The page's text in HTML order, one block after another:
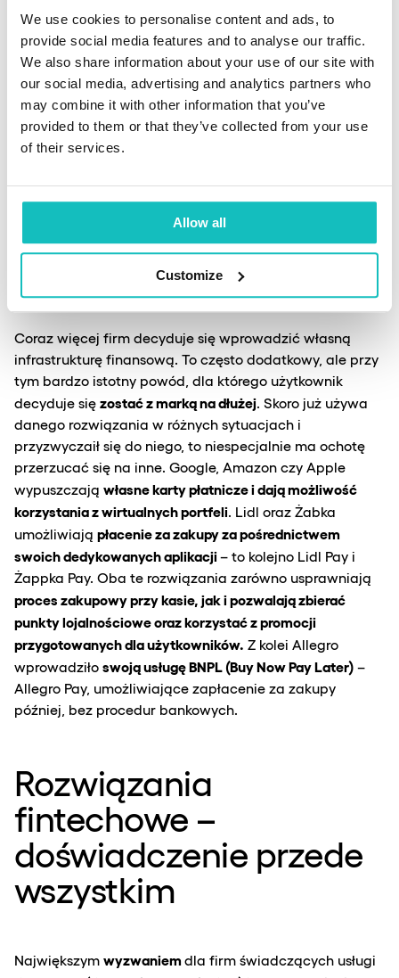
We use cookies to personalise content and ads, to
provide social media features and to analyse our traffic.
We also share information about your use of our site with
our social media, advertising and analytics partners who
may combine it with other information that you’ve
provided to them or that they’ve collected from your use
of their services.
Allow all
Customize
dokonują najczęściej lub jaka część aplikacji cieszy się
mniejszym zainteresowaniem)
tworzenie wysoce
spersonalizowanych ofert staje się
łatwiejsze niż
kiedykolwiek.
Odpowiednie wdrożenie i wykorzystanie usług
wejść na kolejne rynki oraz wprowadzić nowe produkty i
usługi – bez zmiany całej tożsamości firmy lub mozolnej
nauki, jak wejść do świeżej branży.
mobilności, sprawności działania i prostocie produktów
Coraz więcej firm decyduje się wprowadzić własną
infrastrukturę finansową. To często dodatkowy, ale przy
tym bardzo istotny powód, dla którego użytkownik
decyduje się zostać z marką na dłużej. Skoro już używa
danego rozwiązania w różnych sytuacjach i
przyzwyczaił się do niego, to niespecjalnie ma ochotę
przerzucać się na inne. Google, Amazon czy Apple
wypuszczają własne karty płatnicze i dają możliwość
korzystania z wirtualnych portfeli. Lidl oraz Żabka
umożliwiają płacenie za zakupy za pośrednictwem
swoich dedykowanych aplikacji– to kolejno Lidl Pay i
Żappka Pay. Oba te rozwiązania zarówno usprawniają
proces zakupowy przy kasie, jak i pozwalają zbierać
punkty lojalnościowe oraz korzystać z promocji
przygotowanych dla użytkowników. Z kolei Allegro
wprowadziło swoją usługę BNPL (Buy Now Pay Later) –
Allegro Pay, umożliwiające zapłacenie za zakupy
później, bez procedur bankowych.
Rozwiązania
fintechowe –
doświadczenie przede
wszystkim
Największym wyzwaniemdla firm świadczących usługi